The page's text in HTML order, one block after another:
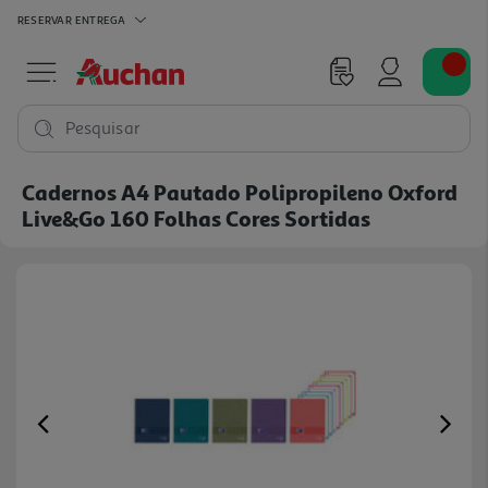
RESERVAR ENTREGA
Pesquisar
Cadernos A4 Pautado Polipropileno Oxford
Live&go 160 Folhas Cores Sortidas
Previous